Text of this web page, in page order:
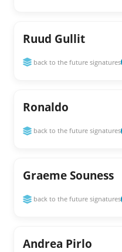
Ruud Gullit
back to the future signatures
Ronaldo
back to the future signatures
Graeme Souness
back to the future signatures
Andrea Pirlo